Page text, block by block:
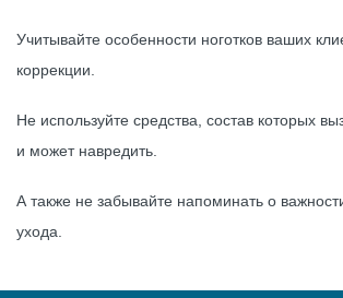
Учитывайте особенности ноготков ваших
коррекции.
Не используйте средства, состав которых
и может навредить.
А также не забывайте напоминать о
ухода.